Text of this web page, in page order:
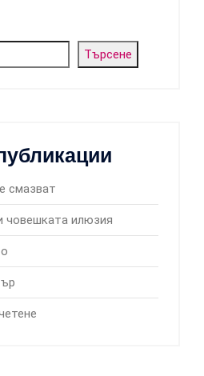
Търсене
смазват
човешката илюзия